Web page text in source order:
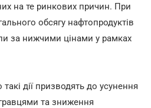
на те ринкових причин. При
обсягу нафтопродуктів
за нижчими цінами у рамках
дії призводять до усунення
та зниження